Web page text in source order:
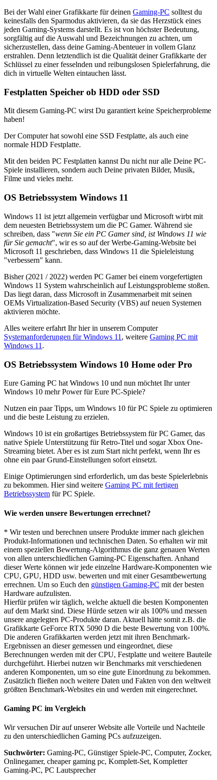
Bei der Wahl einer Grafikkarte für deinen Gaming-PC solltest du
keinesfalls den Sparmodus aktivieren, da sie das Herzstück eines
jeden Gaming-Systems darstellt. Es ist von höchster Bedeutung,
sorgfältig auf die Auswahl und Bezeichnungen zu achten, um
sicherzustellen, dass deine Gaming-Abenteuer in vollem Glanz
erstrahlen. Denn letztendlich ist die Qualität deiner Grafikkarte der
Schlüssel zu einer fesselnden und reibungslosen Spielerfahrung, die
dich in virtuelle Welten eintauchen lässt.
Festplatten Speicher ob HDD oder SSD
Mit diesem Gaming-PC wirst Du garantiert keine Speicherprobleme
haben!
Der Computer hat sowohl eine SSD Festplatte, als auch eine
normale HDD Festplatte.
Mit den beiden PC Festplatten kannst Du nicht nur alle Deine PC-
Spiele installieren, sondern auch Deine privaten Bilder, Musik,
Filme und vieles mehr.
OS Betriebssystem Windows 11
Windows 11 ist jetzt allgemein verfügbar und Microsoft wirbt mit
dem neuesten Betriebssystem um die PC Gamer. Während sie
schreiben, dass "wenn Sie ein PC Gamer sind, ist Windows 11 wie
für Sie gemacht", wir es so auf der Werbe-Gaming-Website bei
Microsoft 11 geschrieben, dass Windows 11 die Spieleleistung
"verbessern" kann.
Bisher (2021 / 2022) werden PC Gamer bei einem vorgefertigten
Windows 11 System wahrscheinlich auf Leistungsprobleme stoßen.
Das liegt daran, dass Microsoft in Zusammenarbeit mit seinen
OEMs Virtualization-Based Security (VBS) auf neuen Systemen
aktivieren möchte.
Alles weitere erfahrt Ihr hier in unserem Computer
Systemanforderungen für Windows 11 , weitere Gaming PC mit
Windows 11 .
OS Betriebssystem Windows 10 Home oder Pro
Eure Gaming PC hat Windows 10 und nun möchtet Ihr unter
Windows 10 mehr Power für Eure PC-Spiele?
Nutzen ein paar Tipps, um Windows 10 für PC Spiele zu optimieren
und die beste Leistung zu erzielen.
Windows 10 ist ein großartiges Betriebssystem für PC Gamer, das
native Spiele Unterstützung für Retro-Titel und sogar Xbox One-
Streaming bietet. Aber es ist zum Start nicht perfekt, wenn Ihr es
ohne ein paar Grund-Einstellungen sofort einsetzt.
Einige Optimierungen sind erforderlich, um das beste Spielerlebnis
zu bekommen. Hier sind weitere Gaming PC mit fertigen
Betriebssystem für PC Spiele.
Wie werden unsere Bewertungen errechnet?
* Wir testen und berechnen unsere Produkte immer nach gleichen
Produkt-Informationen und technischen Daten. So erhalten wir mit
einem speziellen Bewertung-Algorithmus die ganz genauen Werten
von allen unterschiedlichen Gaming-PC Eigenschaften. Anhand
dieser Werte können wir jede einzelne Hardware-Komponenten wie
CPU, GPU, HDD usw. bewerten und mit einer Gesamtbewertung
errechnen. Um so Euch den günstigen Gaming-PC mit der besten
Hardware aufzulisten.
Hierfür prüfen wir täglich, welche aktuell die besten Komponenten
auf dem Markt sind. Diese Hürde setzen wir als 100% und messen
unsere angelegten PC-Produkte daran. Aktuell hätte somit z.B. die
Grafikkarte GeForce RTX 5090 D die beste Bewertung von 100%.
Die anderen Grafikkarten werden jetzt mit ihren Benchmark-
Ergebnissen an dieser gemessen und eingeordnet, diese
Berechnungen werden mit der CPU, Festplatte und weitere Bauteile
durchgeführt. Hierbei nutzen wir Benchmarks mit verschiedenen
anderen Komponenten, um so eine gute Einordnung zu bekommen.
Zusätzlich fließen noch weitere Daten und Fakten von den weltweit
größten Benchmark-Websites ein und werden mit eingerechnet.
Gaming PC im Vergleich
Wir versuchen Dir auf unserer Website alle Vorteile und Nachteile
zu den unterschiedlichen Gaming PCs aufzuzeigen.
Suchwörter: Gaming-PC, Günstiger Spiele-PC, Computer, Zocker,
Onlinegamer, cheaper gaming pc, Komplett-Set, Kompletter
Gaming-PC, PC Lautsprecher